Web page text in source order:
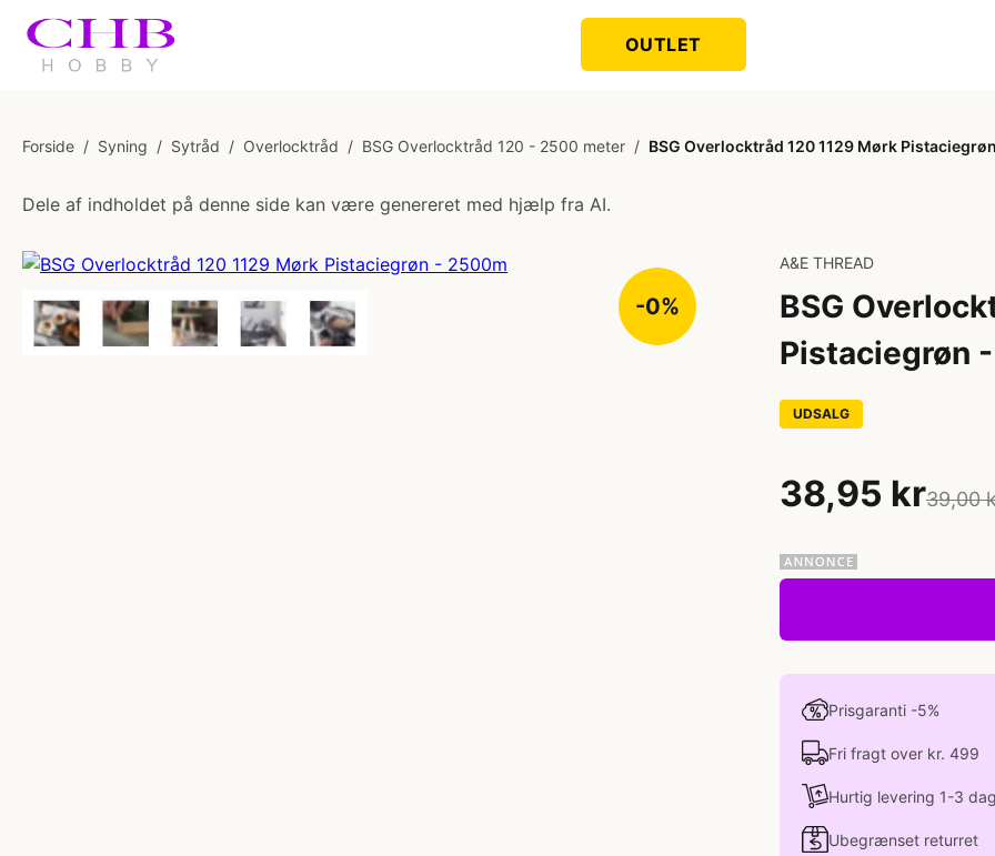
OUTLET
Forside / Syning / Sytråd / Overlocktråd / BSG Overlocktråd 120 - 2500 meter / BSG Overlocktråd 120 1129 Mørk
Dele af indholdet på denne side kan være genereret med hjælp fra AI.
-0%
A&E THREAD
BSG
Pistaciegrøn
UDSALG
38,95 kr39,00
Prisgaranti -5%
Fri fragt over kr. 499
Hurtig levering 1-3
Ubegrænset returret